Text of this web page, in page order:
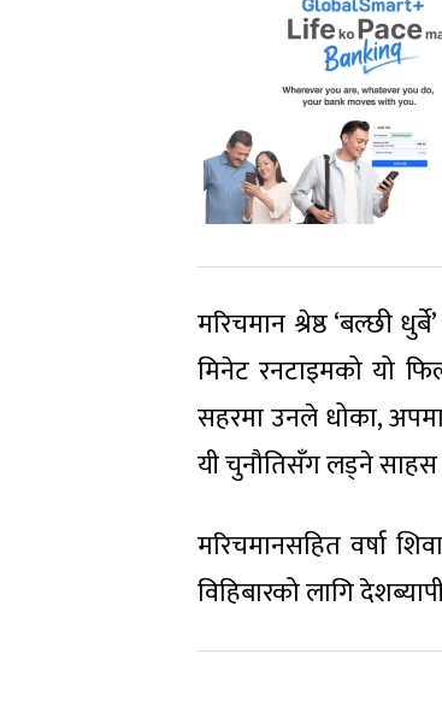
मरिचमान श्रेष्ठ ‘बल्छी
मिनेट रनटाइमको यो
सहरमा उनले धोका,
यी चुनौतिसँग लड्ने
मरिचमानसहित वर्षा
विहिबारको लागि